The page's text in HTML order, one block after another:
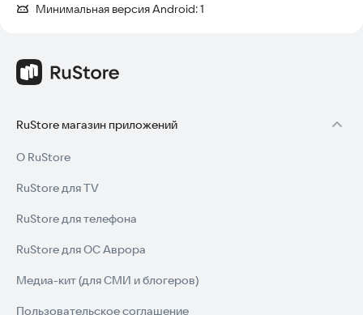
Минимальная версия Android:1
RuStore магазин приложений
О RuStore
RuStore для TV
RuStore для телефона
RuStore для ОС Аврора
Медиа-кит (для СМИ и блогеров)
Пользовательское соглашение